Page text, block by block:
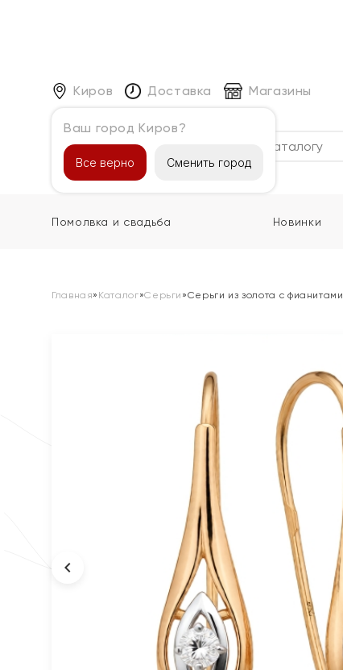
Киров
Ваш город Киров?
Все верно Сменить город
Доставка Магазины
Каталог
Помолвка и свадьба Новинки
Главная» Каталог»Серьги »Серьги из золота с фианитами